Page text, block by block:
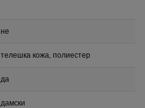
не
телешка кожа, полиестер
да
дамски